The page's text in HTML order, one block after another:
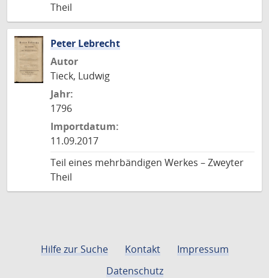
Theil
Peter Lebrecht
Autor
Tieck, Ludwig
Jahr:
1796
Importdatum:
11.09.2017
Teil eines mehrbändigen Werkes – Zweyter
Theil
Hilfe zur Suche Kontakt
Impressum
Datenschutz